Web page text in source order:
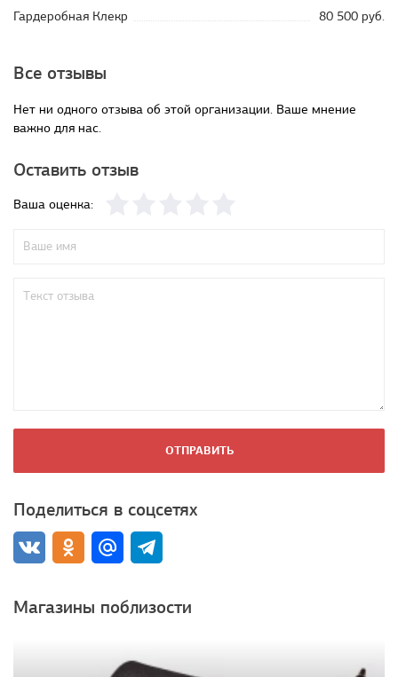
Гардеробная Клекр 80 500 руб.
Все отзывы
Нет ни одного отзыва об этой организации. Ваше мнение
важно для нас.
Оставить отзыв
Ваша оценка:
ОТПРАВИТЬ
Поделиться в соцсетях
Магазины поблизости